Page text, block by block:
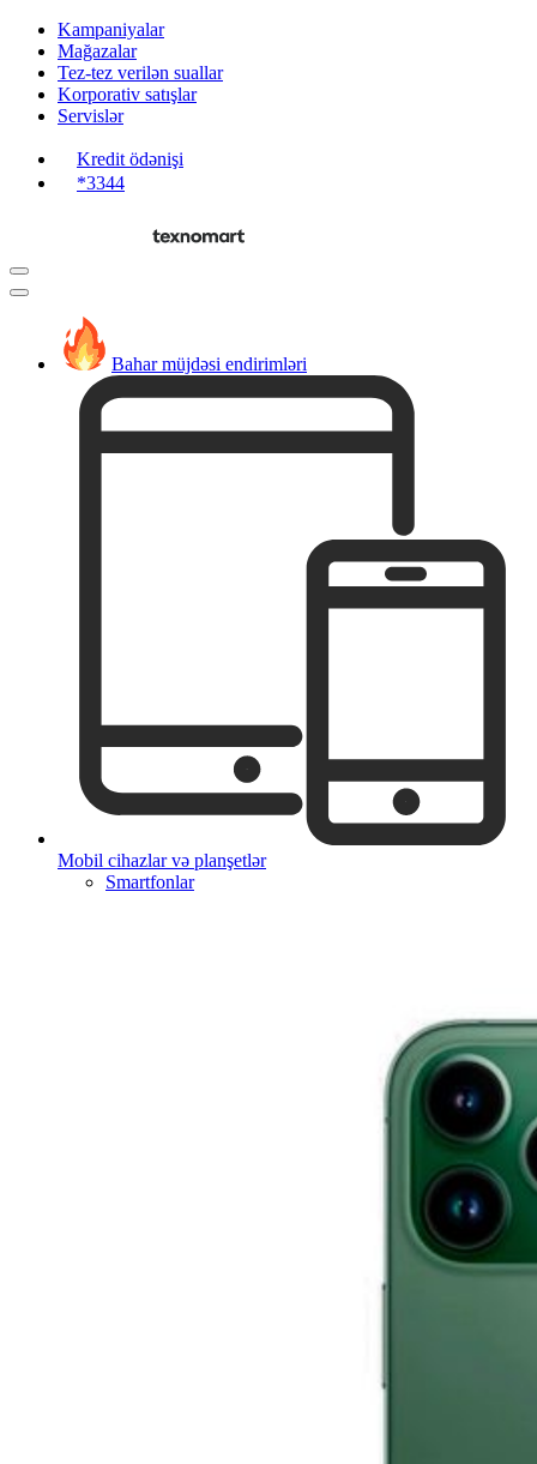
Kampaniyalar
Mağazalar
Tez-tez verilən suallar
Korporativ satışlar
Servislər
Kredit ödənişi
*3344
Bahar müjdəsi endirimləri
Mobil cihazlar və planşetlər
Smartfonlar